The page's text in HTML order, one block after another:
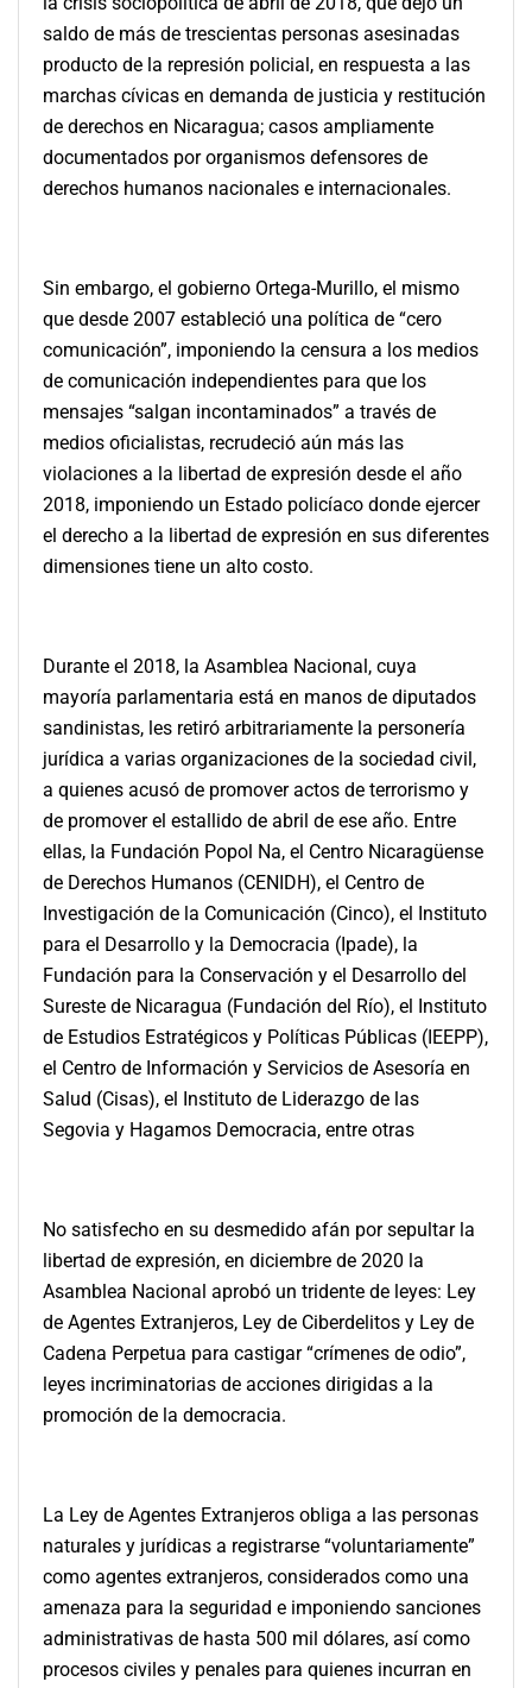
saldo de más de trescientas personas asesinadas
producto de la represión policial, en respuesta a las
marchas cívicas en demanda de justicia y restitución
de derechos en Nicaragua; casos ampliamente
documentados por organismos defensores de
derechos humanos nacionales e internacionales.
Sin embargo, el gobierno Ortega-Murillo, el mismo
que desde 2007 estableció una política de “cero
comunicación”, imponiendo la censura a los medios
de comunicación independientes para que los
mensajes “salgan incontaminados” a través de
medios oficialistas, recrudeció aún más las
violaciones a la libertad de expresión desde el año
2018, imponiendo un Estado policíaco donde ejercer
el derecho a la libertad de expresión en sus diferentes
dimensiones tiene un alto costo.
Durante el 2018, la Asamblea Nacional, cuya
mayoría parlamentaria está en manos de diputados
sandinistas, les retiró arbitrariamente la personería
jurídica a varias organizaciones de la sociedad civil,
a quienes acusó de promover actos de terrorismo y
de promover el estallido de abril de ese año. Entre
ellas, la Fundación Popol Na, el Centro Nicaragüense
de Derechos Humanos (CENIDH), el Centro de
Investigación de la Comunicación (Cinco), el Instituto
para el Desarrollo y la Democracia (Ipade), la
Fundación para la Conservación y el Desarrollo del
Sureste de Nicaragua (Fundación del Río), el Instituto
de Estudios Estratégicos y Políticas Públicas (IEEPP),
el Centro de Información y Servicios de Asesoría en
Salud (Cisas), el Instituto de Liderazgo de las
Segovia y Hagamos Democracia, entre otras
No satisfecho en su desmedido afán por sepultar la
libertad de expresión, en diciembre de 2020 la
Asamblea Nacional aprobó un tridente de leyes: Ley
de Agentes Extranjeros, Ley de Ciberdelitos y Ley de
Cadena Perpetua para castigar “crímenes de odio”,
leyes incriminatorias de acciones dirigidas a la
promoción de la democracia.
La Ley de Agentes Extranjeros obliga a las personas
naturales y jurídicas a registrarse “voluntariamente”
como agentes extranjeros, considerados como una
amenaza para la seguridad e imponiendo sanciones
administrativas de hasta 500 mil dólares, así como
procesos civiles y penales para quienes incurran en